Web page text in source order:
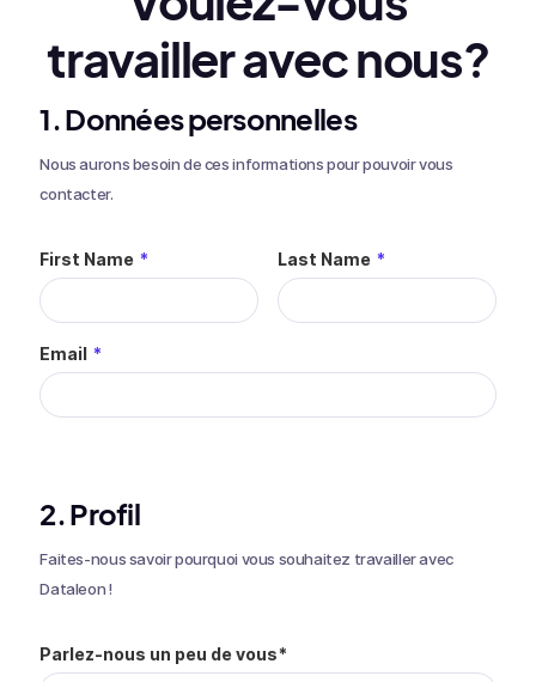
travailler avec nous?
1. Données personnelles
Nous aurons besoin de ces informations pour pouvoir vous
contacter.
First Name * Last Name *
Email *
2. Profil
Faites-nous savoir pourquoi vous souhaitez travailler avec
Dataleon !
Parlez-nous un peu de vous*